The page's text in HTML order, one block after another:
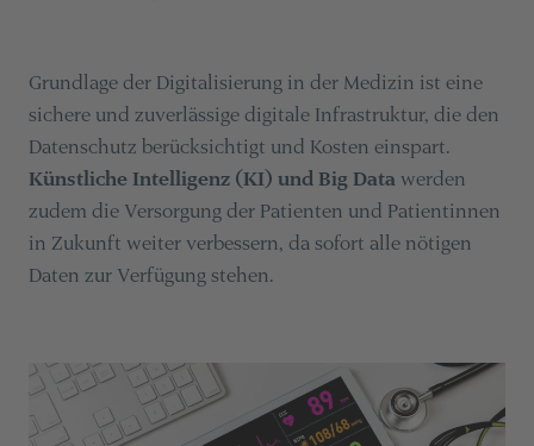
Grundlage der Digitalisierung in der Medizin ist eine
sichere und zuverlässige digitale Infrastruktur, die den
Datenschutz berücksichtigt und Kosten einspart.
Künstliche Intelligenz (KI) und Big Datawerden
zudem die Versorgung der Patienten und Patientinnen
in Zukunft weiter verbessern, da sofort alle nötigen
Daten zur Verfügung stehen.